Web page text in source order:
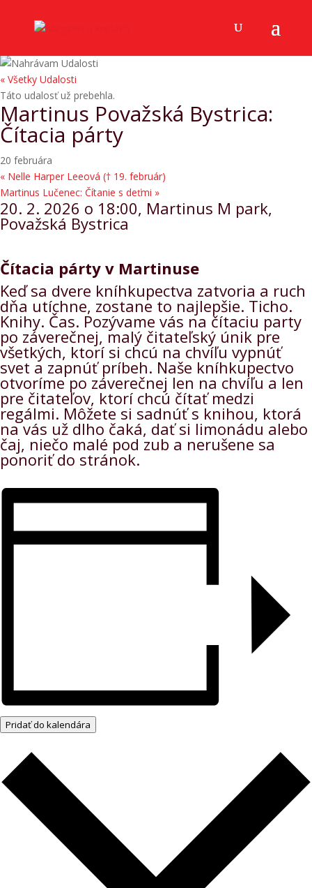
« Všetky Udalosti
Táto udalosť už prebehla.
Martinus Považská Bystrica:
Čítacia párty
20 februára
« Nelle Harper Leeová († 19. február)
Martinus Lučenec: Čítanie s deťmi »
20. 2. 2026 o 18:00, Martinus M park,
Považská Bystrica
Čítacia párty v Martinuse
Keď sa dvere kníhkupectva zatvoria a ruch
dňa utíchne, zostane to najlepšie. Ticho.
Knihy. Čas. Pozývame vás na čítaciu party
po záverečnej, malý čitateľský únik pre
všetkých, ktorí si chcú na chvíľu vypnúť
svet a zapnúť príbeh. Naše kníhkupectvo
otvoríme po záverečnej len na chvíľu a len
pre čitateľov, ktorí chcú čítať medzi
regálmi. Môžete si sadnúť s knihou, ktorá
na vás už dlho čaká, dať si limonádu alebo
čaj, niečo malé pod zub a nerušene sa
ponoriť do stránok.
Pridať do kalendára